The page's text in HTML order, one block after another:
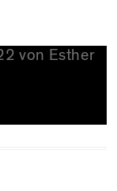
von Esther